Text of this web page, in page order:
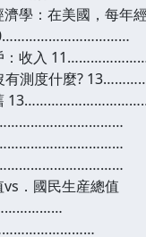
學：在美國，每年
：收入
有測度什麼?
．國民生産總值